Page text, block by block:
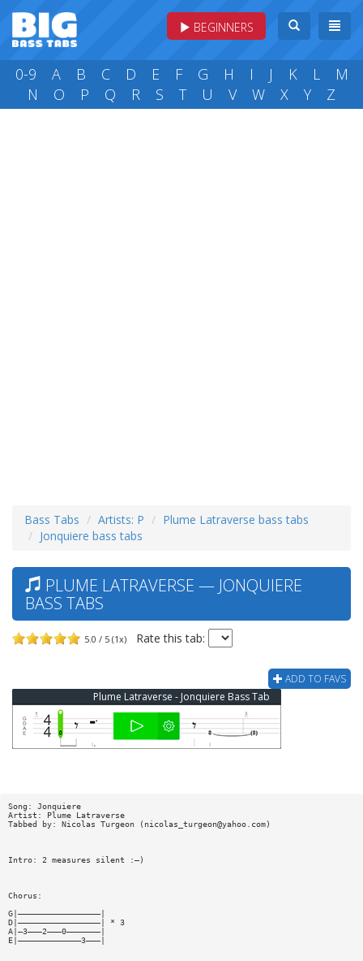
BEGINNERS
0-9 A B C D E F G H I J K L
M
N
O P Q R S T U V W X Y Z
Bass Tabs Artists: P
Plume Latraverse bass tabs
Jonquiere bass tabs
PLUME LATRAVERSE — JONQUIERE
BASS TABS
5.0 / 5 (1x) Rate this tab:
ADD TO FAVS
Plume Latraverse - Jonquiere Bass Tab
Song: Jonquiere
Artist: Plume Latraverse
Tabbed by: Nicolas Turgeon ( nicolas_turgeon@yahoo.com)
Intro: 2 measures silent :—)
Chorus:
G|—————————————————|
D|—————————————————| * 3
A|—3———2———0———————|
E|—————————————3———|